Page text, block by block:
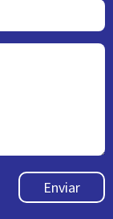
Enviar